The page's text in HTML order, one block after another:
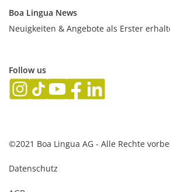
Boa Lingua News
Neuigkeiten & Angebote als Erster
Follow us
©2021 Boa Lingua AG - Alle Rechte
Datenschutz